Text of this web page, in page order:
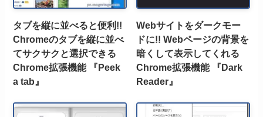
タブを縦に並べると便利!!
Chromeのタブを縦に並べ
てサクサクと選択できる
Chrome拡張機能 『Peek
a tab』
Webサイトをダークモー
ドに!! Webページの背景を
暗くして表示してくれる
Chrome拡張機能 『Dark
Reader』